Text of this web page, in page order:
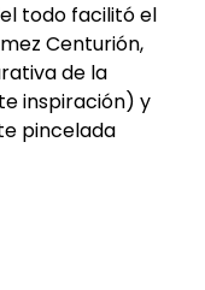
todo facilitó el
Centurión,
de la
inspiración) y
pincelada